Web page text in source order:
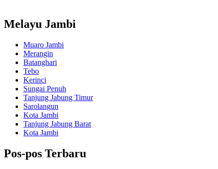
Melayu Jambi
Muaro Jambi
Merangin
Batanghari
Tebo
Kerinci
Sungai Penuh
Tanjung Jabung Timur
Sarolangun
Kota Jambi
Tanjung Jabung Barat
Kota Jambi
Pos-pos Terbaru